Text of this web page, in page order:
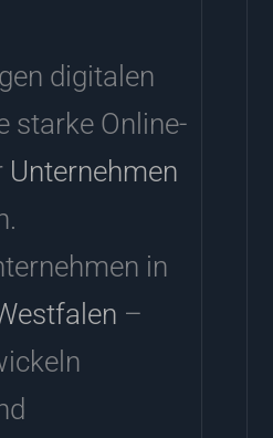
digitalen
starke Online-
Unternehmen
in
–